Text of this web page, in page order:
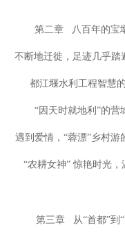
第二章 八百年的宝
不断地迁徙，足迹几乎踏
都江堰水利工程智慧
“因天时就地利”的营
遇到爱情，“蓉漂”乡村游
“农耕女神” 惊艳时光，
第三章 从“首都”到“